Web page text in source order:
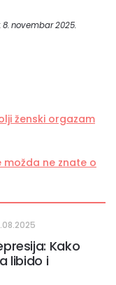
novembar 2025.
ženski orgazam
ne znate o
Kako
libido i